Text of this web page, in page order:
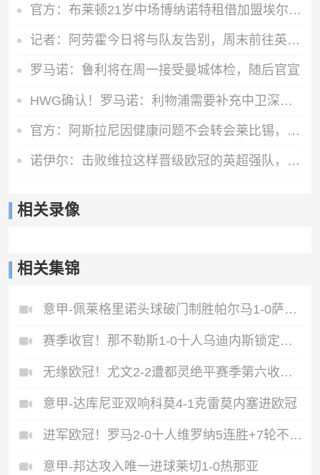
官方：布莱顿21岁中场博纳诺特租借加盟埃尔切，期限为一年
记者：阿劳霍今日将与队友告别，周末前往英格兰租借加盟利物浦
罗马诺：鲁利将在周一接受曼城体检，随后官宣
HWG确认！罗马诺：利物浦需要补充中卫深度，如今出手签下阿劳霍
官方：阿斯拉尼因健康问题不会转会莱比锡，将留在霍芬海姆
诺伊尔：击败维拉这样晋级欧冠的英超强队，很重要
相关录像
相关集锦
意甲-佩莱格里诺头球破门制胜帕尔马1-0萨索洛
赛季收官！那不勒斯1-0十人乌迪内斯锁定第二丁丁助攻霍伊伦制胜
无缘欧冠！尤文2-2遭都灵绝平赛季第六收官将战欧联DV9双响
意甲-达库尼亚双响科莫4-1克雷莫内塞进欧冠
进军欧冠！罗马2-0十人维罗纳5连胜+7轮不败第3收官迪巴拉2助攻
意甲-邦达攻入唯一进球莱切1-0热那亚